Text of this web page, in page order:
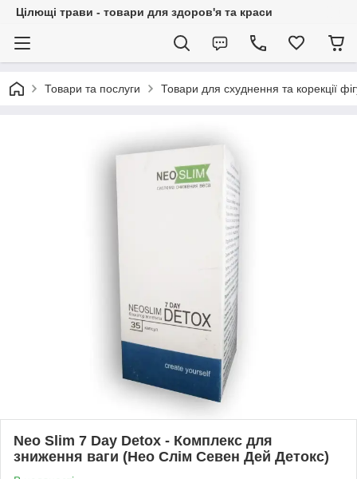
Цілющі трави - товари для здоров'я та краси
Товари та послуги Товари для схуднення та корекції
Neo Slim 7 Day Detox - Комплекс для
зниження ваги (Нео Слім Севен Дей Детокс)